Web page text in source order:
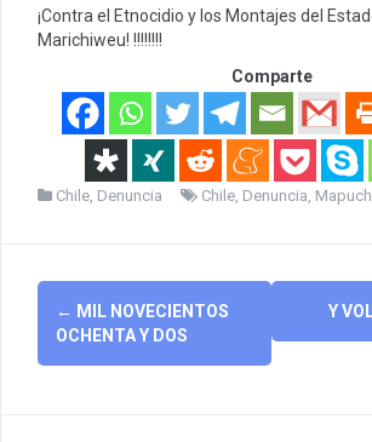
¡Contra el Etnocidio y los Montajes del
Marichiweu! !!!!!!!!
Comparte
Chile Denuncia Chile Denuncia
Post
navigation
← MIL NOVECIENTOS
OCHENTA Y DOS
Y